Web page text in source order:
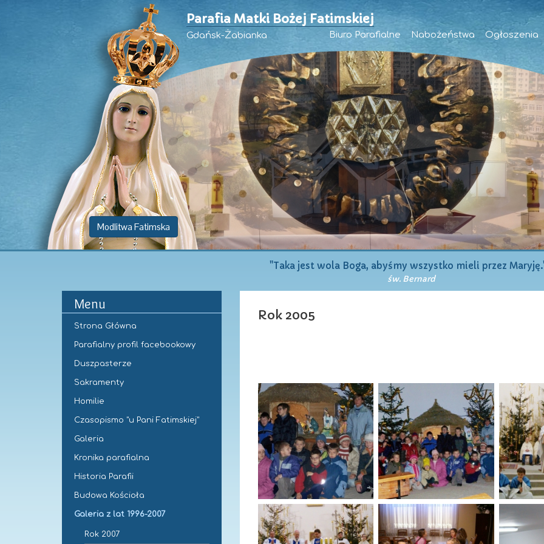
Parafia Matki Bożej Fatimskiej
Gdańsk-Żabianka Biuro Parafialne Nabożeństwa Ogłoszenia
Modlitwa Fatimska
"Taka jest wola Boga, abyśmy wszystko mieli przez
św. Bernard
Menu
Strona Główna
Parafialny profil facebookowy
Duszpasterze
Sakramenty
Homilie
Czasopismo "u Pani Fatimskiej"
Galeria
Kronika parafialna
Historia Parafii
Budowa Kościoła
Galeria z lat 1996-2007
Rok 2007
Rok 2005